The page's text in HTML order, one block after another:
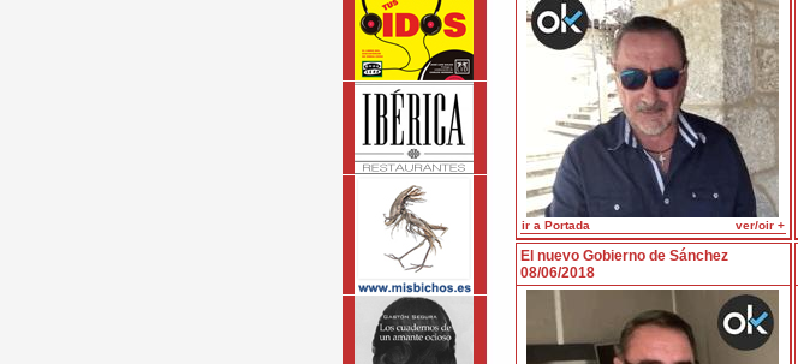
ir a Portada ver/oir +
El nuevo Gobierno de Sánchez
08/06/2018